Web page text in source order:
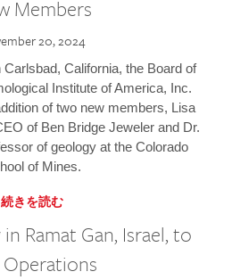
Members
20, 2024
California, the Board of
Institute of America, Inc.
of two new members, Lisa
of Ben Bridge Jeweler and Dr.
of geology at the Colorado
of Mines.
続きを読む
Ramat Gan, Israel, to
Operations